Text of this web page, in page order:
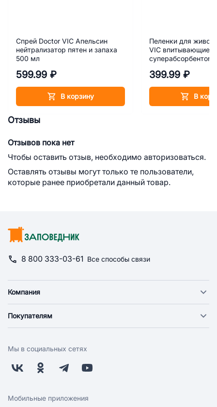
Спрей Doctor VIC Апельсин
нейтрализатор пятен и запаха
500 мл
599.99 ₽
В корзину
Пеленки для
VIC впитывающие
суперабсорбентом
399.99 ₽
В
Отзывы
Отзывов пока нет
Чтобы оставить отзыв, необходимо авторизоваться.
Оставлять отзывы могут только те пользователи,
которые ранее приобретали данный товар.
8 800 333-03-61 Все способы связи
Компания
Новости
Поставщикам
Заводчикам
Обратная связь
Покупателям
Оплата
Бонусная программа
Скидки и акции
Мы в социальных сетях
Мобильные приложения